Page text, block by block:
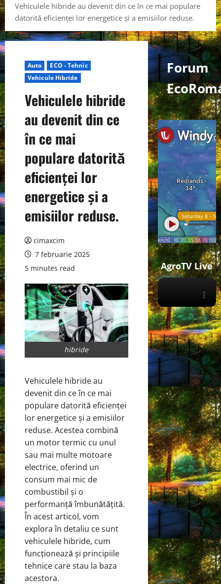
Vehiculele hibride au devenit din ce în ce mai populare
datorită eficienței lor energetice și a emisiilor reduse.
Auto
ECO - Tehnic
Vehicule Hibride
Vehiculele hibride
au devenit din ce
în ce mai
populare datorită
eficienței lor
energetice și a
emisiilor reduse.
cimaxcim
7 februarie 2025
5 minutes read
hibride
Vehiculele hibride au
devenit din ce în ce mai
populare datorită eficienței
lor energetice și a emisiilor
reduse. Acestea combină
un motor termic cu unul
sau mai multe motoare
electrice, oferind un
consum mai mic de
combustibil și o
performanță îmbunătățită.
În acest articol, vom
explora în detaliu ce sunt
vehiculele hibride, cum
funcționează și principiile
tehnice care stau la baza
acestora.
Forum
AgroTV Live